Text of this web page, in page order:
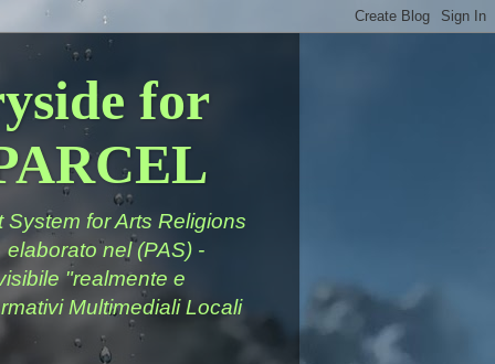
for
for Arts Religions
nel (PAS) -
"realmente e
Multimediali Locali